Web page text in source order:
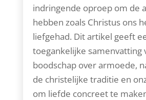
indringende oproep om de
hebben zoals Christus ons
liefgehad. Dit artikel geeft
toegankelijke samenvatting
boodschap over armoede,
de christelijke traditie en
om liefde concreet te